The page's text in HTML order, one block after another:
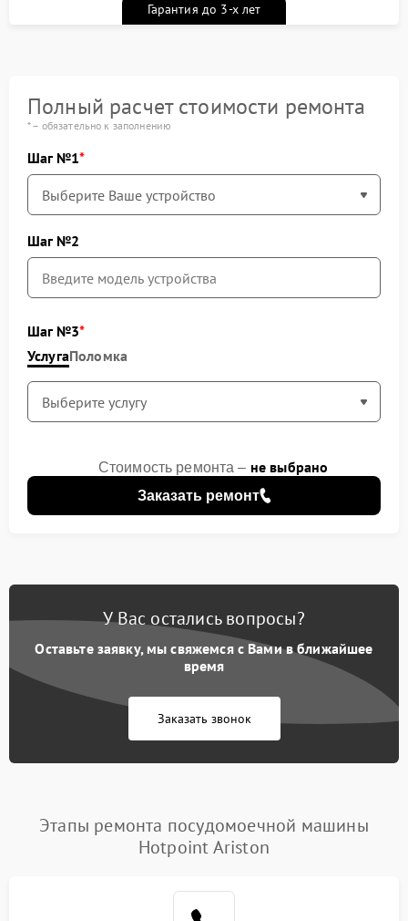
Гарантия до 3-х лет
Полный расчет стоимости ремонта
* – обязательно к заполнению
Шаг №1
Шаг №2
Шаг №3
УслугаПоломка
Заказать ремонт
Стоимость ремонта – не выбрано
У Вас остались вопросы?
Оставьте заявку, мы свяжемся с Вами в ближайшее
время
Заказать звонок
Этапы ремонта посудомоечной машины
Hotpoint Ariston